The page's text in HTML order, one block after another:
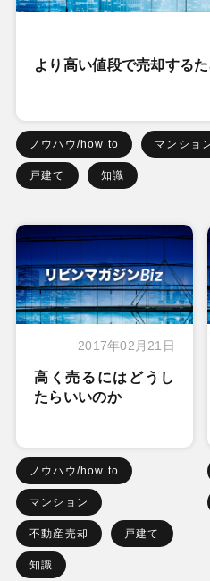
より高い値段で売却する
ノウハウ/how to マンショ
戸建て 知識
2017年02月21日
高く売るにはどうし
たらいいのか
ノウハウ/how to
マンション
不動産売却 戸建て
知識